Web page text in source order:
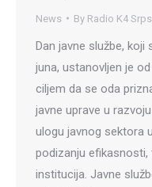
News By Radio K4
Dan javne službe, koji
juna, ustanovljen je
ciljem da se oda
javne uprave u
ulogu javnog sektora
podizanju
institucija. Javne